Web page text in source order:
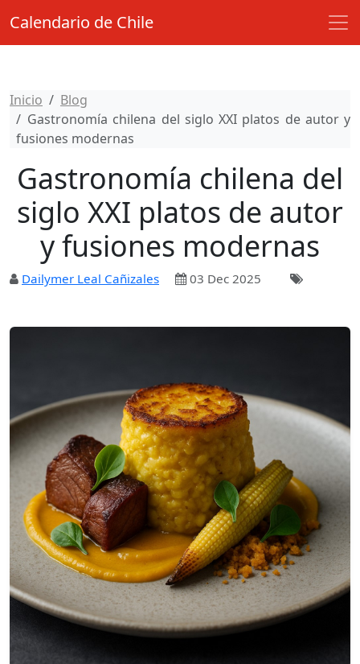
Calendario de Chile
Inicio
Blog
Gastronomía chilena del siglo XXI platos de autor y
fusiones modernas
Gastronomía chilena del
siglo XXI platos de autor
y fusiones modernas
Dailymer Leal Cañizales 03 Dec 2025